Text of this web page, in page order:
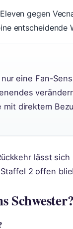
gegen
entscheidende
eine Fan-
direktem
lässt sich
2 offen